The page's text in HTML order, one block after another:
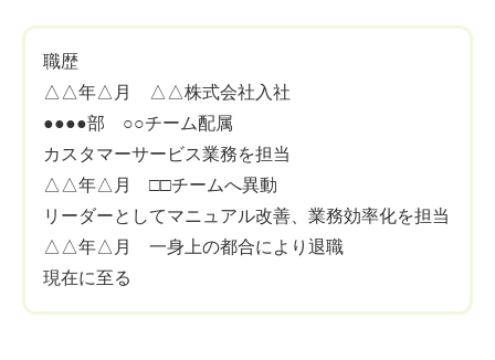
職歴
△△年△月 △△株式会社入社
●●●●部 ○○チーム配属
カスタマーサービス業務を担当
△△年△月 □□チームへ異動
リーダーとしてマニュアル改善、業務効率化を担当
△△年△月 一身上の都合により退職
現在に至る